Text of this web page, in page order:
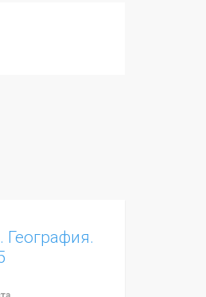
География.